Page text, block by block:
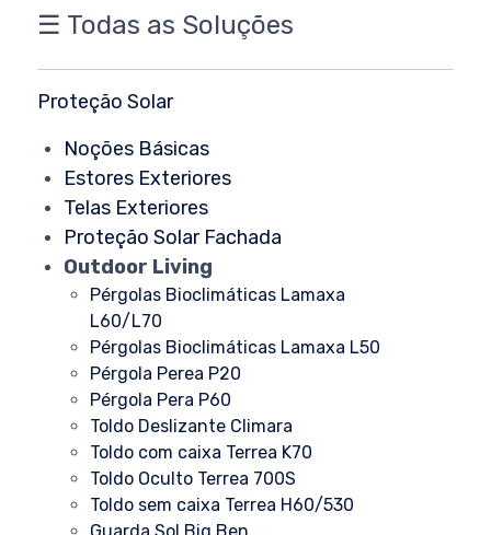
☰ Todas as Soluções
Proteção Solar
Noções Básicas
Estores Exteriores
Telas Exteriores
Proteção Solar Fachada
Outdoor Living
Pérgolas Bioclimáticas Lamaxa
L60/L70
Pérgolas Bioclimáticas Lamaxa L50
Pérgola Perea P20
Pérgola Pera P60
Toldo Deslizante Climara
Toldo com caixa Terrea K70
Toldo Oculto Terrea 700S
Toldo sem caixa Terrea H60/530
Guarda Sol Big Ben